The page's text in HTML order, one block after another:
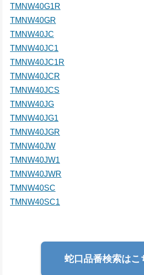
TMNW40G1R
TMNW40GR
TMNW40JC
TMNW40JC1
TMNW40JC1R
TMNW40JCR
TMNW40JCS
TMNW40JG
TMNW40JG1
TMNW40JGR
TMNW40JW
TMNW40JW1
TMNW40JWR
TMNW40SC
TMNW40SC1
蛇口品番検索はこ